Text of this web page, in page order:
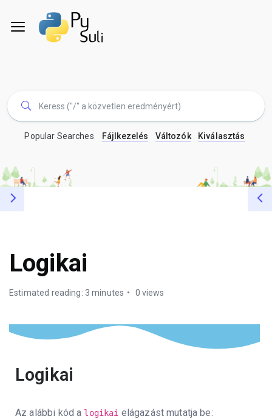
Popular Searches Fájlkezelés Változók Kiválasztás
Logikai
Estimated reading: 3 minutes 0 views
Logikai
Az alábbi kód a logikai elágazást mutatja be: